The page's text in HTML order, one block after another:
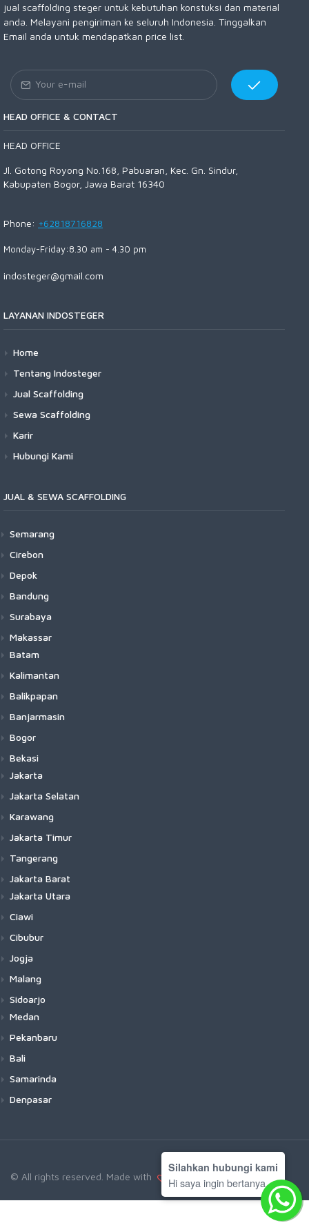
jual scaffolding steger untuk kebutuhan konstuksi dan material
anda. Melayani pengiriman ke seluruh Indonesia. Tinggalkan
Email anda untuk mendapatkan price list.
HEAD OFFICE & CONTACT
HEAD OFFICE
Jl. Gotong Royong No.168, Pabuaran, Kec. Gn. Sindur,
Kabupaten Bogor, Jawa Barat 16340
Phone: +62818716828
Monday-Friday:8.30 am - 4.30 pm
indosteger@gmail.com
LAYANAN INDOSTEGER
Home
Tentang Indosteger
Jual Scaffolding
Sewa Scaffolding
Karir
Hubungi Kami
JUAL & SEWA SCAFFOLDING
Semarang
Cirebon
Depok
Bandung
Surabaya
Makassar
Batam
Kalimantan
Balikpapan
Banjarmasin
Bogor
Bekasi
Jakarta
Jakarta Selatan
Karawang
Jakarta Timur
Tangerang
Jakarta Barat
Jakarta Utara
Ciawi
Cibubur
Jogja
Malang
Sidoarjo
Medan
Pekanbaru
Bali
Samarinda
Denpasar
© All rights reserved. Made with
Silahkan hubungi kami
Hi saya ingin bertanya